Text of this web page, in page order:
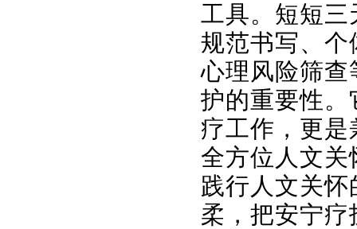
工具。短短
规范书写、
心理风险筛
护的重要性
疗工作，更
全方位人文
践行人文关
柔，把安宁